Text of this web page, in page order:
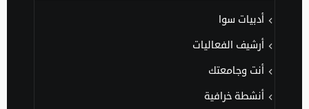
أدبيات سوا
أرشيف الفعاليات
أنت وجامعتك
أنشطة خرافية